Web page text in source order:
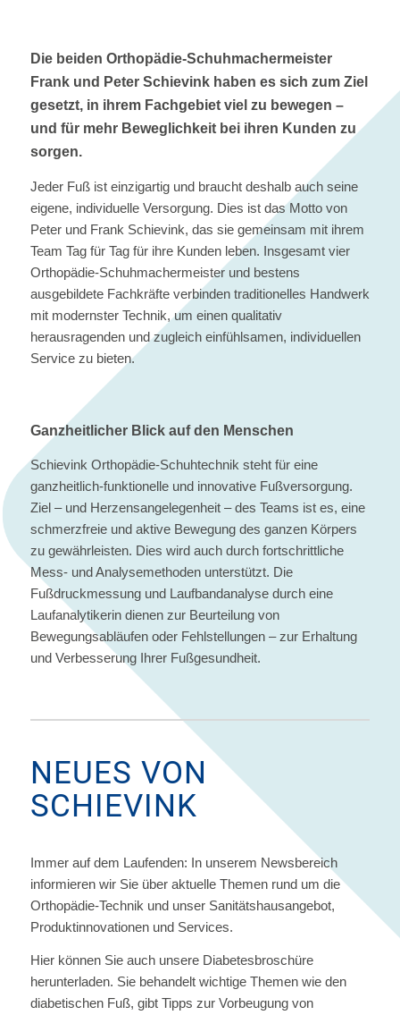
Die beiden Orthopädie-Schuhmachermeister
Frank und Peter Schievink haben es sich zum Ziel
gesetzt, in ihrem Fachgebiet viel zu bewegen –
und für mehr Beweglichkeit bei ihren Kunden zu
sorgen.
Jeder Fuß ist einzigartig und braucht deshalb auch seine
eigene, individuelle Versorgung. Dies ist das Motto von
Peter und Frank Schievink, das sie gemeinsam mit ihrem
Team Tag für Tag für ihre Kunden leben. Insgesamt vier
Orthopädie-Schuhmachermeister und bestens
ausgebildete Fachkräfte verbinden traditionelles Handwerk
mit modernster Technik, um einen qualitativ
herausragenden und zugleich einfühlsamen, individuellen
Service zu bieten.
Ganzheitlicher Blick auf den Menschen
Schievink Orthopädie-Schuhtechnik steht für eine
ganzheitlich-funktionelle und innovative Fußversorgung.
Ziel – und Herzensangelegenheit – des Teams ist es, eine
schmerzfreie und aktive Bewegung des ganzen Körpers
zu gewährleisten. Dies wird auch durch fortschrittliche
Mess- und Analysemethoden unterstützt. Die
Fußdruckmessung und Laufbandanalyse durch eine
Laufanalytikerin dienen zur Beurteilung von
Bewegungsabläufen oder Fehlstellungen – zur Erhaltung
und Verbesserung Ihrer Fußgesundheit.
NEUES VON
SCHIEVINK
Immer auf dem Laufenden: In unserem Newsbereich
informieren wir Sie über aktuelle Themen rund um die
Orthopädie-Technik und unser Sanitätshausangebot,
Produktinnovationen und Services.
Hier können Sie auch unsere Diabetesbroschüre
herunterladen. Sie behandelt wichtige Themen wie den
diabetischen Fuß, gibt Tipps zur Vorbeugung von